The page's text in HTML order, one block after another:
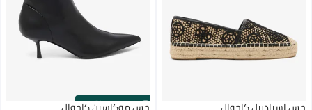
00m:00s
·باقي 4